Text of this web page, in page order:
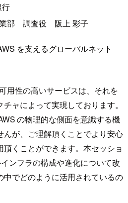
業部 調査役 阪上 彩子
を支えるグローバルネット
用性の高いサービスは、それを
ャによって実現しております。
の物理的な側面を意識する機
んが、ご理解頂くことでより安心
くことができます。本セッショ
ンフラの構成や進化について改
中でどのように活用されているの